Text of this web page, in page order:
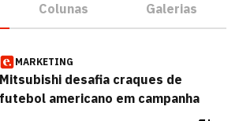
Colunas Galerias
MARKETING
desafia craques de
americano em campanha